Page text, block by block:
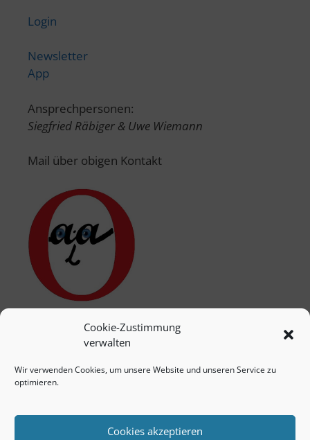
Cookie-Zustimmung
verwalten
Wir verwenden Cookies, um unsere Website und unseren Service zu
optimieren.
Cookies akzeptieren
Login
Newsletter
App
Ansprechpersonen:
Siegfried Räbiger & Uwe Wiemann
Mail über obigen Kontakt